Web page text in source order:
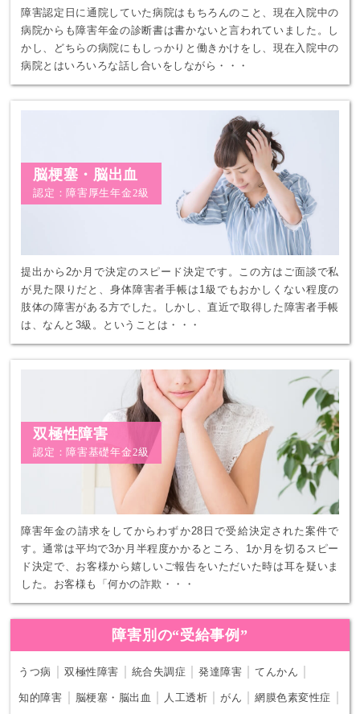
障害認定日に通院していた病院はもちろんのこと、現在入院中の
病院からも障害年金の診断書は書かないと言われていました。し
かし、どちらの病院にもしっかりと働きかけをし、現在入院中の
病院とはいろいろな話し合いをしながら・・・
脳梗塞・脳出血
認定：障害厚生年金2級
提出から2か月で決定のスピード決定です。この方はご面談で私
が見た限りだと、身体障害者手帳は1級でもおかしくない程度の
肢体の障害がある方でした。しかし、直近で取得した障害者手帳
は、なんと3級。ということは・・・
双極性障害
認定：障害基礎年金2級
障害年金の請求をしてからわずか28日で受給決定された案件で
す。通常は平均で3か月半程度かかるところ、1か月を切るスピー
ド決定で、お客様から嬉しいご報告をいただいた時は耳を疑いま
した。お客様も「何かの詐欺・・・
障害別の“受給事例”
うつ病 双極性障害 統合失調症 ｜発達障害 ｜てんかん
知的障害 脳梗塞・脳出血 人工透析 ｜がん ｜網膜色素変性症